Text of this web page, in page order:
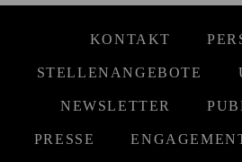
KONTAKT
STELLENANGEBOTE
NEWSLETTER
PRESSE